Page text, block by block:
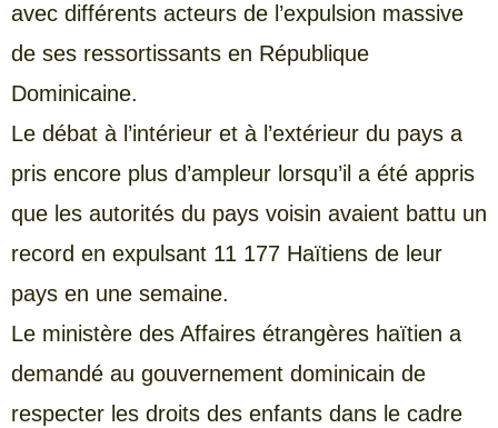
avec différents acteurs de l’expulsion massive
de ses ressortissants en République
Dominicaine.
Le débat à l’intérieur et à l’extérieur du pays a
pris encore plus d’ampleur lorsqu’il a été appris
que les autorités du pays voisin avaient battu un
record en expulsant 11 177 Haïtiens de leur
pays en une semaine.
Le ministère des Affaires étrangères haïtien a
demandé au gouvernement dominicain de
respecter les droits des enfants dans le cadre